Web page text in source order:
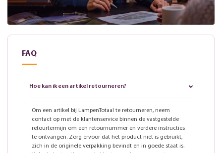
FAQ
Hoe kan ik een artikel retourneren?
Om een artikel bij LampenTotaal te retourneren, neem
contact op met de klantenservice binnen de vastgestelde
retourtermijn om een retournummer en verdere instructies
te ontvangen. Zorg ervoor dat het product niet is gebruikt,
zich in de originele verpakking bevindt en in goede staat is.